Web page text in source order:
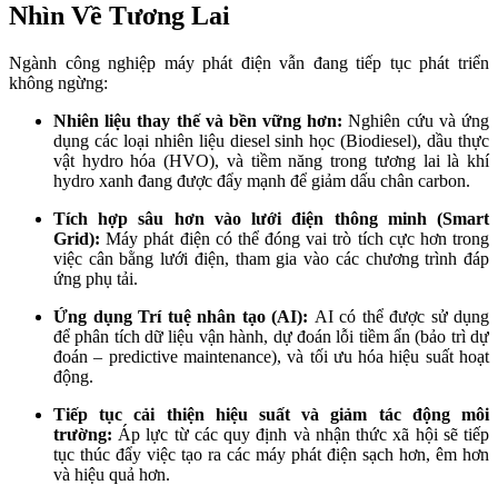
Nhìn Về Tương Lai
Ngành công nghiệp máy phát điện vẫn đang tiếp tục phát triển
không ngừng:
Nhiên liệu thay thế và bền vững hơn: Nghiên cứu và ứng
dụng các loại nhiên liệu diesel sinh học (Biodiesel), dầu thực
vật hydro hóa (HVO), và tiềm năng trong tương lai là khí
hydro xanh đang được đẩy mạnh để giảm dấu chân carbon.
Tích hợp sâu hơn vào lưới điện thông minh (Smart
Grid): Máy phát điện có thể đóng vai trò tích cực hơn trong
việc cân bằng lưới điện, tham gia vào các chương trình đáp
ứng phụ tải.
Ứng dụng Trí tuệ nhân tạo (AI): AI có thể được sử dụng
để phân tích dữ liệu vận hành, dự đoán lỗi tiềm ẩn (bảo trì dự
đoán – predictive maintenance), và tối ưu hóa hiệu suất hoạt
động.
Tiếp tục cải thiện hiệu suất và giảm tác động môi
trường: Áp lực từ các quy định và nhận thức xã hội sẽ tiếp
tục thúc đẩy việc tạo ra các máy phát điện sạch hơn, êm hơn
và hiệu quả hơn.